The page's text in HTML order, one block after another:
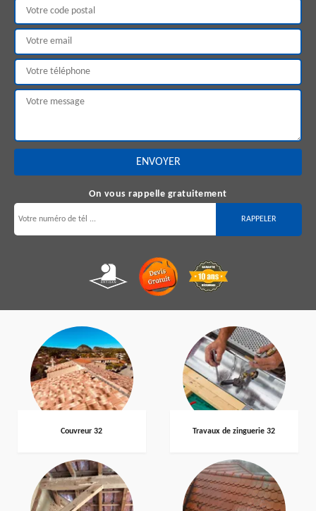
On vous rappelle gratuitement
Couvreur 32 Travaux de zinguerie 32